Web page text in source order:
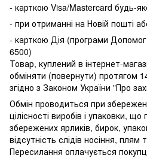
- карткою Visa/Mastercard будь-
- при отриманні на Новій пошті
- карткою Дія (програми
6500)
Товар, куплений в інтернет-
обміняти (повернути) протягом
згідно з Законом України "Про
Обмін проводиться при
цілісності виробів і упаковки,
збережених ярликів, бирок,
відсутність слідів носіння,
Пересилання оплачується